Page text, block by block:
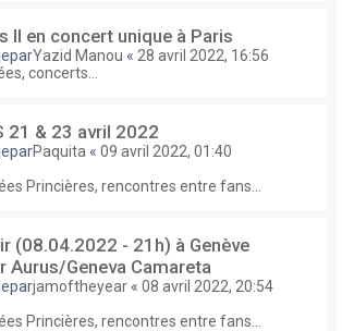
II en concert unique à Paris
Yazid Manou « 28 avril 2022, 16:56
concerts...
21 & 23 avril 2022
Paquita « 09 avril 2022, 01:40
Princières, rencontres entre fans...
(08.04.2022 - 21h) à Genève
Aurus/Geneva Camareta
jamoftheyear « 08 avril 2022, 20:54
Princières, rencontres entre fans...